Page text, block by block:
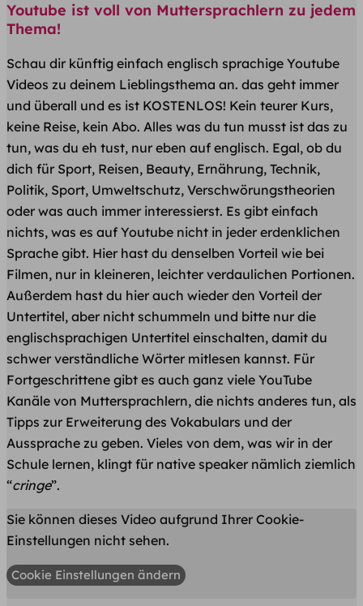
Youtube ist voll von Muttersprachlern zu jedem
Thema!
Schau dir künftig einfach englisch sprachige Youtube
Videos zu deinem Lieblingsthema an. das geht immer
und überall und es ist KOSTENLOS! Kein teurer Kurs,
keine Reise, kein Abo. Alles was du tun musst ist das zu
tun, was du eh tust, nur eben auf englisch. Egal, ob du
dich für Sport, Reisen, Beauty, Ernährung, Technik,
Politik, Sport, Umweltschutz, Verschwörungstheorien
oder was auch immer interessierst. Es gibt einfach
nichts, was es auf Youtube nicht in jeder erdenklichen
Sprache gibt. Hier hast du denselben Vorteil wie bei
Filmen, nur in kleineren, leichter verdaulichen Portionen.
Außerdem hast du hier auch wieder den Vorteil der
Untertitel, aber nicht schummeln und bitte nur die
englischsprachigen Untertitel einschalten, damit du
schwer verständliche Wörter mitlesen kannst. Für
Fortgeschrittene gibt es auch ganz viele YouTube
Kanäle von Muttersprachlern, die nichts anderes tun, als
Tipps zur Erweiterung des Vokabulars und der
Aussprache zu geben. Vieles von dem, was wir in der
Schule lernen, klingt für native speaker nämlich ziemlich
“cringe”.
Sie können dieses Video aufgrund Ihrer Cookie-
Einstellungen nicht sehen.
Cookie Einstellungen ändern